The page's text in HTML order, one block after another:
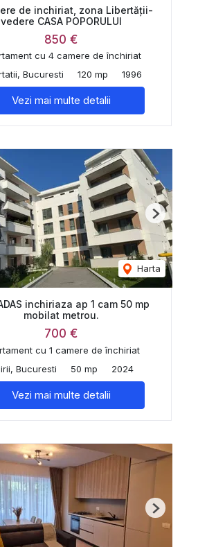
de inchiriat, zona Libertății-
vedere CASA POPORULUI
850 €
cu 4 camere de închiriat
Bucuresti
120 mp 1996
Vezi mai multe detalii
Harta
Next
inchiriaza ap 1 cam 50 mp
mobilat metrou.
700 €
cu 1 camere de închiriat
Bucuresti
50 mp 2024
Vezi mai multe detalii
Next